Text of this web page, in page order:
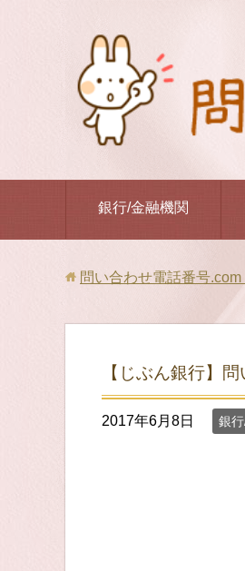
銀行/金融機関
問い合わせ電話番号.com
【じぶん銀行】
2017年6月8日 銀